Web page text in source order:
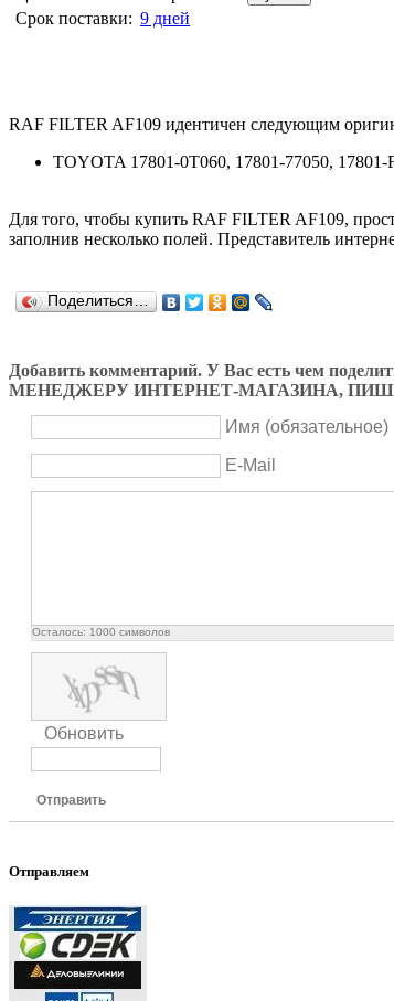
Срок поставки: 9 дней
RAF FILTER AF109 идентичен следующим
TOYOTA 17801-0T060, 17801-77050, 17801-
Для того, чтобы купить RAF FILTER AF109,
заполнив несколько полей. Представитель
Поделиться…
Добавить комментарий. У Вас есть чем
МЕНЕДЖЕРУ ИНТЕРНЕТ-МАГАЗИНА,
Имя (обязательное)
E-Mail
Осталось: 1000 символов
Обновить
Отправить
Отправляем